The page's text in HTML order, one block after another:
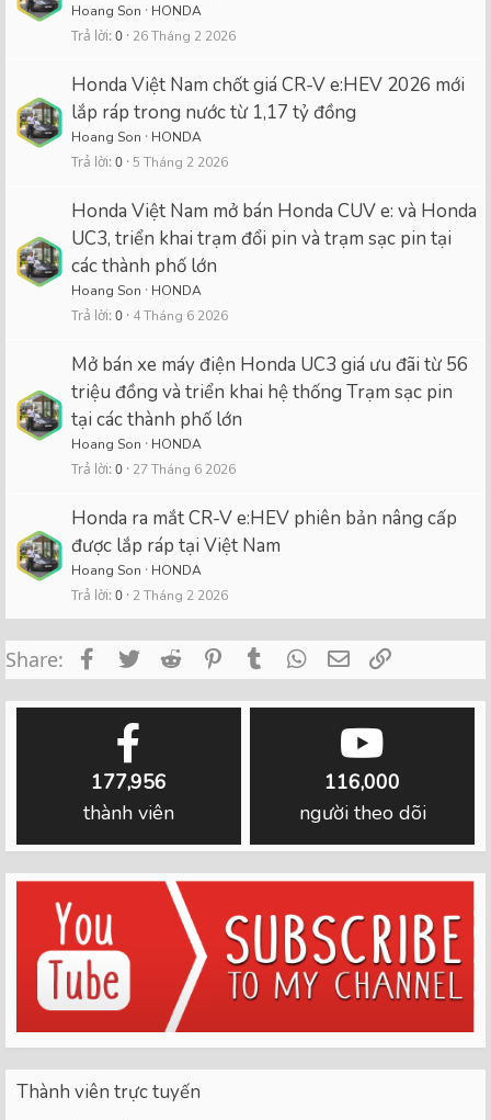
Hoang Son HONDA
Trả lời 0 26 Tháng 2 2026
Honda Việt Nam chốt giá CR-V e:HEV 2026 mới
lắp ráp trong nước từ 1,17 tỷ đồng
Hoang Son HONDA
Trả lời 0 5 Tháng 2 2026
Honda Việt Nam mở bán Honda CUV e: và Honda
UC3, triển khai trạm đổi pin và trạm sạc pin tại
các thành phố lớn
Hoang Son HONDA
Trả lời 0 4 Tháng 6 2026
Mở bán xe máy điện Honda UC3 giá ưu đãi từ 56
triệu đồng và triển khai hệ thống Trạm sạc pin
tại các thành phố lớn
Hoang Son HONDA
Trả lời 0 27 Tháng 6 2026
Honda ra mắt CR-V e:HEV phiên bản nâng cấp
được lắp ráp tại Việt Nam
Hoang Son HONDA
Trả lời 0 2 Tháng 2 2026
Share: FacebookTwitterReddit PinterestTumblrWhatsApp
Email
177,956
thành viên
116,000
người theo dõi
Thành viên trực tuyến